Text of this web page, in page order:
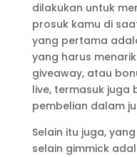
dilakukan untuk
prosuk kamu di
yang pertama
yang harus
giveaway, atau
live, termasuk juga
pembelian dalam
Selain itu juga,
selain gimmick